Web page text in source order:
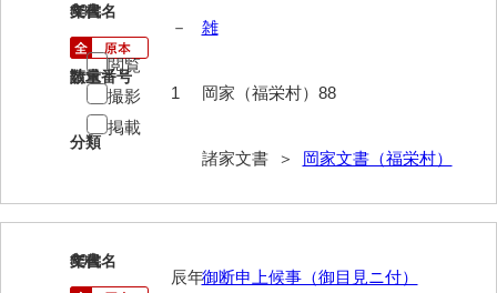
小田家文書（山口市吉敷）
小田家文書（柳井市金屋）
小田家文書（山口市下小鯖）
鹿島家文書
88
文書名
雑
請求番号
岡家（福栄村）88
分類
諸家文書 ＞ 岡家文書（福栄村）
年代
－
数量
1
閲覧
撮影
掲載
89
文書名
御断申上候事（御目見ニ付）
年代
辰年